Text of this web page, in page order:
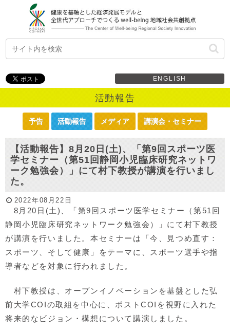
ENGLISH
活動報告
予告 活動報告 メディア 講演会・セミナー
【活動報告】8月20日(土)、「第9回スポーツ医
学セミナー（第51回静岡小児臨床研究ネットワ
ーク勉強会）」にて村下教授が講演を行いまし
た。
2022年08月22日
8月20日(土)、「第9回スポーツ医学セミナー（第51回
静岡小児臨床研究ネットワーク勉強会）」にて村下教授
が講演を行いました。本セミナーは「今、見つめ直す：
スポーツ、そして健康」をテーマに、スポーツ選手や指
導者などを対象に行われました。
村下教授は、オープンイノベーションを基盤とした弘
前大学COIの取組を中心に、ポストCOIを視野に入れた
将来的なビジョン・構想について講演しました。